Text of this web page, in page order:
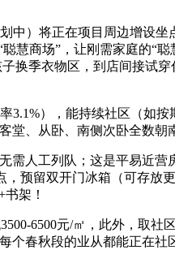
）将正在项目周边增设坐
慧商场”，让刚需家庭的“
换季衣物区，到店间接试
），能持续社区（如按
堂、从卧、南侧次卧全数朝
人工列队；这是平易近营
，预留双开门冰箱（可存放
架！
6500元/㎡，此外，取社
春秋段的业从都能正在社